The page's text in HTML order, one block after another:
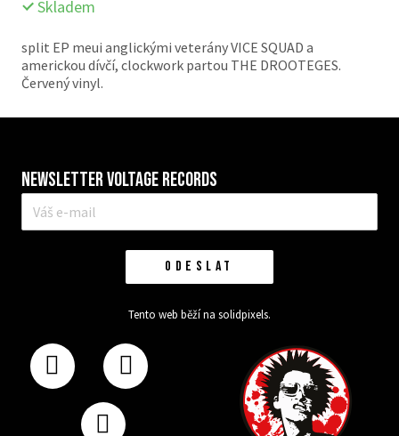
Skladem
split EP meui anglickými veterány VICE SQUAD a
americkou dívčí, clockwork partou THE DROOTEGES.
Červený vinyl.
Newsletter VOLTAGE RECORDS
E-
mail
ODESLAT
Tento web běží na solidpixels.